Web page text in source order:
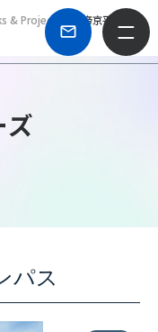
& Projects
帝京平成大
パス